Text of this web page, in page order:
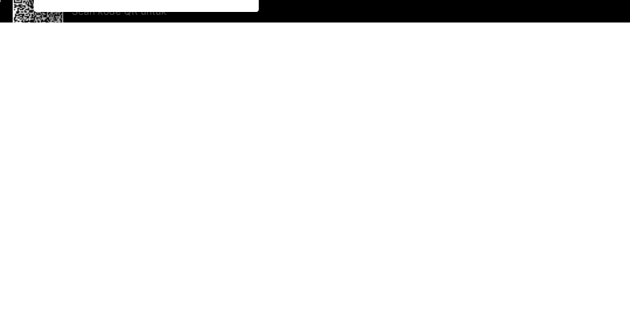
Scan kode QR untuk
mengunduh sekarang!